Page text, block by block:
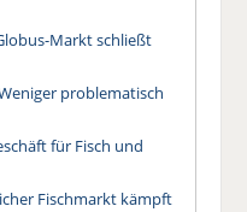
Markt schließt
problematisch
für Fisch und
Fischmarkt kämpft